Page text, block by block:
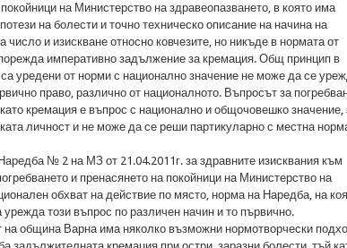
на Министерство на здравеопазването, в която има
на болести и точно техническо описание на начина на
число и изискване относно ковчезите, но никъде в нормата от
императивно задължение за кремация. Общ принцип в
уредени от норми с национално значение не може да се
право, различно от националното. Въпросът за
кремация е въпрос с национално и общочовешко значение,
личност и не може да се реши партикуларно с местна
№ 2 на МЗ от 21.04.2011г. за здравните изисквания към
и пренасянето на покойници на Министерство на
обхват на действие по място, норма на Наредба, на
този въпрос по различен начин и то първично.
община Варна има няколко възможни нормотворчески